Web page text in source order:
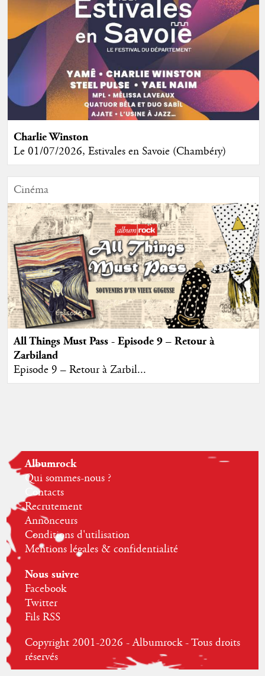
Charlie Winston
Le 01/07/2026, Estivales en Savoie (Chambéry)
Cinéma
All Things Must Pass - Episode 9 – Retour à
Zarbiland
Episode 9 – Retour à Zarbil...
Albumrock
Qui sommes-nous ?
Contacts
Recrutement
Annonceurs
Conditions d'utilisation
Mentions légales & confidentialité
Nous suivre
Facebook
Twitter
Fils RSS
Copyright 2001-2026 - Albumrock - Tous droits
réservés